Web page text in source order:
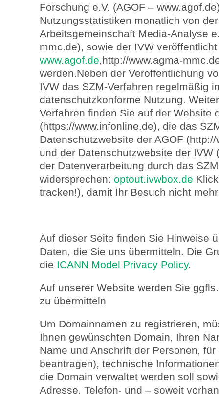
Forschung e.V. (AGOF –
Nutzungsstatistiken monatlich von
Arbeitsgemeinschaft Media-Analyse
mmc.de), sowie der IVW
www.agof.de,http://www.agma-
werden.Neben der Veröffentlichung
IVW das SZM-Verfahren regelmäßig
datenschutzkonforme Nutzung.
Verfahren finden Sie auf der Website
(https://www.infonline.de), die das
Datenschutzwebsite der AGOF
und der Datenschutzwebsite der IVW
der Datenverarbeitung durch das
widersprechen: optout.ivwbox.de
tracken!), damit Ihr Besuch nicht
Auf dieser Seite finden Sie Hinweise
Daten, die Sie uns übermitteln. Die
die ICANN Model Privacy Policy.
Auf unserer Website werden Sie
zu übermitteln
Um Domainnamen zu registrieren,
Ihnen gewünschten Domain, Ihren
Name und Anschrift der Personen,
beantragen), technische
die Domain verwaltet werden soll
Adresse, Telefon- und – soweit